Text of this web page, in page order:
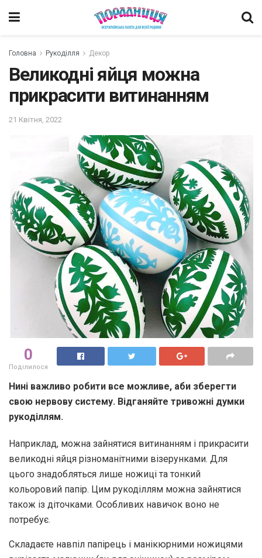
Головна Рукоділля Декор
Великодні яйця можна
прикрасити витинанням
21 Квітня, 2022
0
Поділилося
Нині важливо робити все можливе, аби зберегти
свою нервову систему. Відганяйте тривожні думки
рукоділлям.
Наприклад, можна зайнятися витинанням і прикрасити
великодні яйця різноманітними візерунками. Для
цього знадобляться лише ножиці та тонкий
кольоровий папір. Цим рукоділлям можна зайнятися
також із діточками. Особливих навичок воно не
потребує.
Складаєте навпіл папірець і манікюрними ножицями